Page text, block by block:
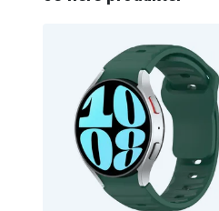
Laget av luktfri
Enkel å feste og
Stilig bølgemønster
Passer til mange
Artikkelnr
Produkttype